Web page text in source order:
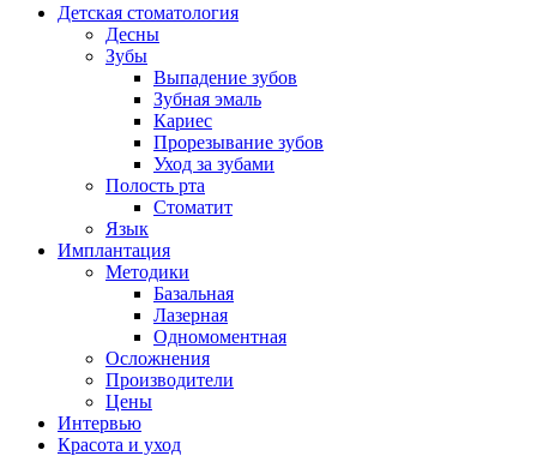
Детская стоматология
Десны
Зубы
Выпадение зубов
Зубная эмаль
Кариес
Прорезывание зубов
Уход за зубами
Полость рта
Стоматит
Язык
Имплантация
Методики
Базальная
Лазерная
Одномоментная
Осложнения
Производители
Цены
Интервью
Красота и уход